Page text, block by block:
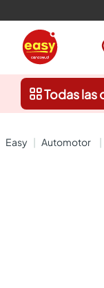
Todas las
automotor